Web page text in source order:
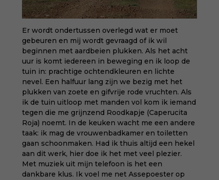
Er wordt ondertussen overlegd wat er moet
gebeuren en mij wordt gevraagd of ik wil
beginnen met aardbeien plukken. Als het acht
uur is komt iedereen in beweging en ik loop de
tuin in: prachtige ochtendkleuren en lichte
nevel. Een halfuur lang zijn we bezig met het
plukken van zoete en gifvrije rode vruchten. Als
ik de tuin uitloop met manden vol kom ik iemand
tegen die me grijnzend Roodkapje (Caperucita
Roja) noemt. In de keuken wacht me een andere
taak: ik mag de vrouwenbadkamer en toiletten
gaan schoonmaken. Had ik thuis altijd een hekel
aan dit werk, hier doe ik het met veel plezier.
Met muziek uit mijn telefoon is het een
dankbare klus. Ik voel me net Assepoester op